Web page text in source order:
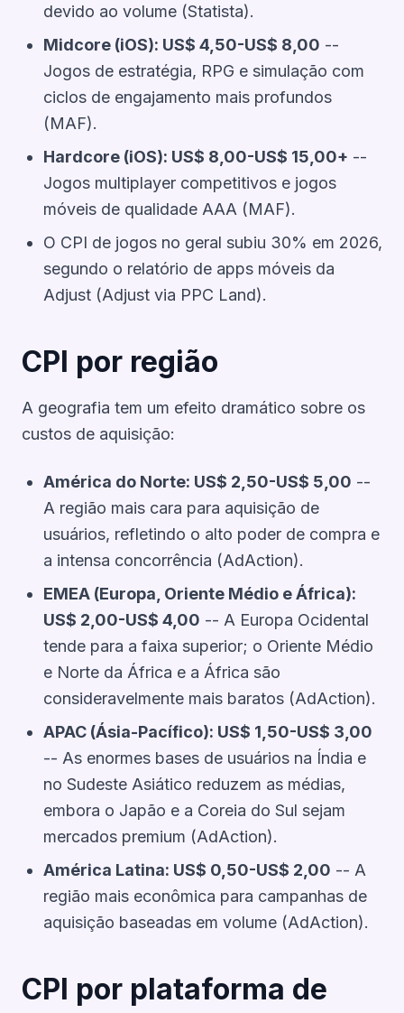
devido ao volume (Statista).
Midcore (iOS): US$ 4,50-US$ 8,00 --
Jogos de estratégia, RPG e simulação com
ciclos de engajamento mais profundos
(MAF).
Hardcore (iOS): US$ 8,00-US$ 15,00+ --
Jogos multiplayer competitivos e jogos
móveis de qualidade AAA (MAF).
O CPI de jogos no geral subiu 30% em 2026,
segundo o relatório de apps móveis da
Adjust (Adjust via PPC Land).
CPI por região
A geografia tem um efeito dramático sobre os
custos de aquisição:
América do Norte: US$ 2,50-US$ 5,00 --
A região mais cara para aquisição de
usuários, refletindo o alto poder de compra e
a intensa concorrência (AdAction).
EMEA (Europa, Oriente Médio e África):
US$ 2,00-US$ 4,00 -- A Europa Ocidental
tende para a faixa superior; o Oriente Médio
e Norte da África e a África são
consideravelmente mais baratos (AdAction).
APAC (Ásia-Pacífico): US$ 1,50-US$ 3,00
-- As enormes bases de usuários na Índia e
no Sudeste Asiático reduzem as médias,
embora o Japão e a Coreia do Sul sejam
mercados premium (AdAction).
América Latina: US$ 0,50-US$ 2,00 -- A
região mais econômica para campanhas de
aquisição baseadas em volume (AdAction).
CPI por plataforma de